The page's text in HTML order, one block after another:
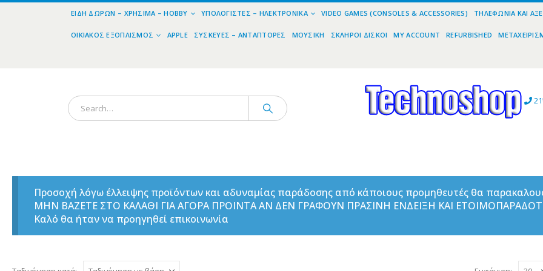
ΕΊΔΗ ΔΏΡΩΝ – ΧΡΉΣΙΜΑ – HOBBY ΥΠΟΛΟΓΙΣΤΈΣ – ΗΛΕΚΤΡΟΝΙΚΆ VIDEO GAMES (CONSOLES & ACCESSORIES) ΤΗΛΕΦΩΝΊΑ ΚΑΙ
ΟΙΚΙΑΚΌΣ ΕΞΟΠΛΙΣΜΌΣ APPLE ΣΥΣΚΕΥΈΣ – ΑΝΤΆΠΤΟΡΕΣ ΜΟΥΣΙΚΉ ΣΚΛΗΡΟΊ ΔΊΣΚΟΙ MY ACCOUNT REFURBISHED
Προσοχή λόγω έλλειψης προϊόντων και αδυναμίας παράδοσης από κάποιους προμηθευτές θα
ΜΗΝ ΒΑΖΕΤΕ ΣΤΟ ΚΑΛΑΘΙ ΓΙΑ ΑΓΟΡΑ ΠΡΟΙΝΤΑ ΑΝ ΔΕΝ ΓΡΑΦΟΥΝ ΠΡΑΣΙΝΗ ΕΝΔΕΙΞΗ ΚΑΙ
Καλό θα ήταν να προηγηθεί επικοινωνία